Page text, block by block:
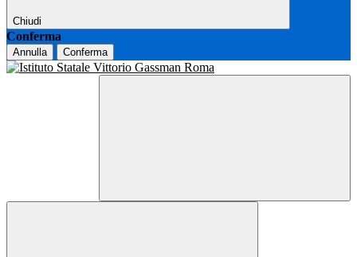
Chiudi
Conferma
Annulla Conferma